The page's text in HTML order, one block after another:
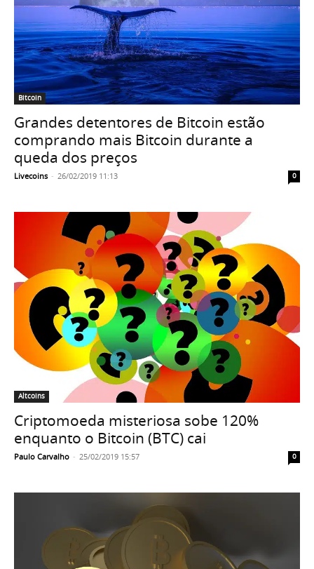
Bitcoin
Grandes detentores de Bitcoin estão
comprando mais Bitcoin durante a
queda dos preços
Livecoins - 26/02/2019 11:13 0
Altcoins
Criptomoeda misteriosa sobe 120%
enquanto o Bitcoin (BTC) cai
Paulo Carvalho - 25/02/2019 15:57 0